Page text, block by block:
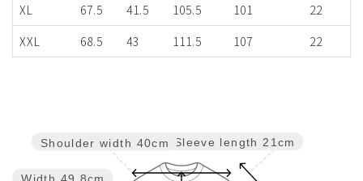
XL
67.5 41.5 105.5 101
22
XXL
68.5 43 111.5 107 22
Sleeve length 21cm
Width 49.8cm
Shoulder width 40cm